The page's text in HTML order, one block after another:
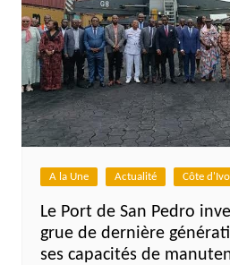
A la Une Actualité Côte
Le Port de San Pedro
grue de dernière
ses capacités de